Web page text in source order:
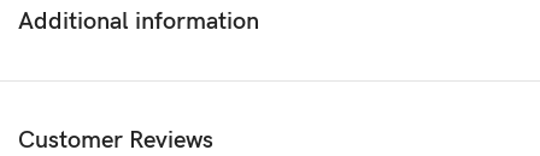
Additional information
Customer Reviews